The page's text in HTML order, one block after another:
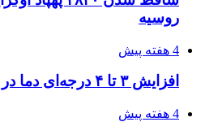
۱۴۲۰؛ راه ارتباطی بیمه شدگان تأمین‌اجتماعی
۱۴۰۵/۰۴/۱۶
احتمال بازگشت نرخ حمل
طی ۲ تا ۳ ماه آینده